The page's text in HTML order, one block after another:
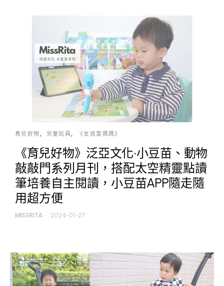
育兒好物 兒童玩具 《女孩當媽媽》
《育兒好物》泛亞文化‧小豆苗、動物
敲敲門系列月刊，搭配太空精靈點讀
筆培養自主閱讀，小豆苗APP隨走隨
用超方便
MISSRITA 2024-01-27